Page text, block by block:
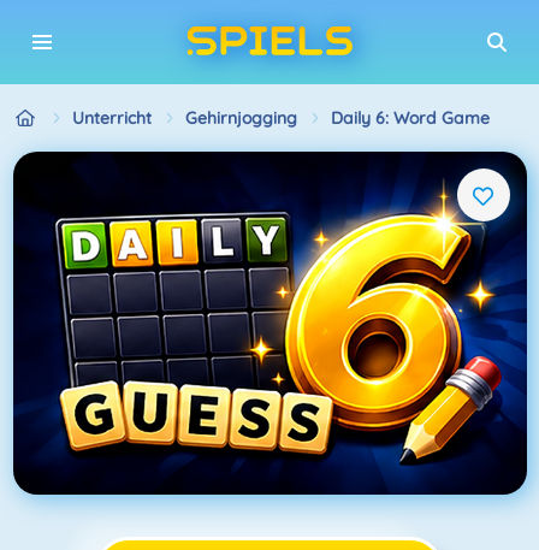
Unterricht Gehirnjogging Daily 6: Word Game